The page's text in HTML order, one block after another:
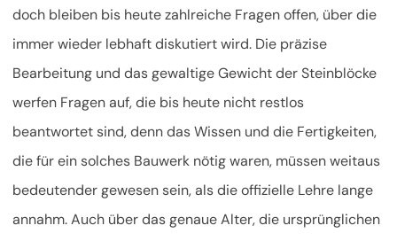
doch bleiben bis heute zahlreiche Fragen offen, über die
immer wieder lebhaft diskutiert wird. Die präzise
Bearbeitung und das gewaltige Gewicht der Steinblöcke
werfen Fragen auf, die bis heute nicht restlos
beantwortet sind, denn das Wissen und die Fertigkeiten,
die für ein solches Bauwerk nötig waren, müssen weitaus
bedeutender gewesen sein, als die offizielle Lehre lange
annahm. Auch über das genaue Alter, die ursprünglichen